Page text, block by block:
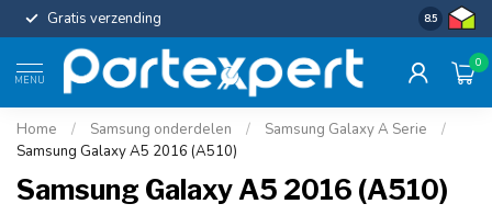
Gratis verzending Uniforme
8.5
MENU
0
Home / Samsung onderdelen / Samsung Galaxy A Serie
/
Samsung Galaxy A5 2016 (A510)
Samsung Galaxy A5 2016 (A510)